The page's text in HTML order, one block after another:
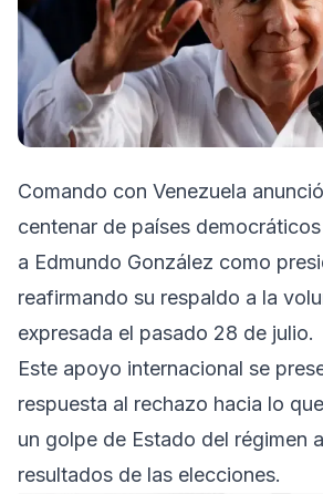
Comando con Venezuela
centenar de países
a Edmundo González como
reafirmando su respaldo a la
expresada el pasado 28 de julio.
Este apoyo internacional se
respuesta al rechazo hacia lo
un golpe de Estado del régimen
resultados de las elecciones.